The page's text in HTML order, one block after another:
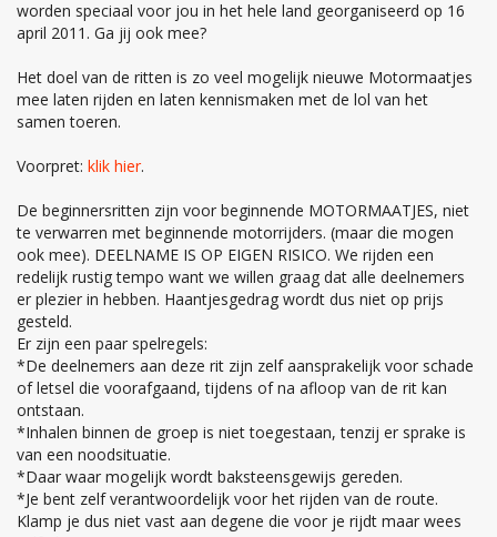
worden speciaal voor jou in het hele land georganiseerd op 16
april 2011. Ga jij ook mee?
Het doel van de ritten is zo veel mogelijk nieuwe Motormaatjes
mee laten rijden en laten kennismaken met de lol van het
samen toeren.
Voorpret: klik hier.
De beginnersritten zijn voor beginnende MOTORMAATJES, niet
te verwarren met beginnende motorrijders. (maar die mogen
ook mee). DEELNAME IS OP EIGEN RISICO. We rijden een
redelijk rustig tempo want we willen graag dat alle deelnemers
er plezier in hebben. Haantjesgedrag wordt dus niet op prijs
gesteld.
Er zijn een paar spelregels:
*De deelnemers aan deze rit zijn zelf aansprakelijk voor schade
of letsel die voorafgaand, tijdens of na afloop van de rit kan
ontstaan.
*Inhalen binnen de groep is niet toegestaan, tenzij er sprake is
van een noodsituatie.
*Daar waar mogelijk wordt baksteensgewijs gereden.
*Je bent zelf verantwoordelijk voor het rijden van de route.
Klamp je dus niet vast aan degene die voor je rijdt maar wees